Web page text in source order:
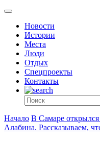
Новости
Истории
Места
Люди
Отдых
Спецпроекты
Контакты
Начало В Самаре открылся
Алабина. Рассказываем,